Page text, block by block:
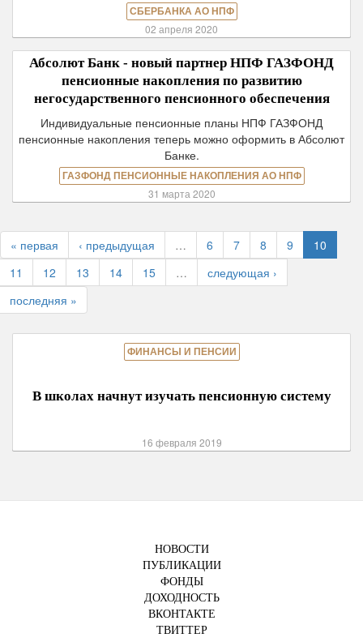
СБЕРБАНКА АО НПФ
02 апреля 2020
Абсолют Банк - новый партнер НПФ ГАЗФОНД
пенсионные накопления по развитию
негосударственного пенсионного обеспечения
Индивидуальные пенсионные планы НПФ ГАЗФОНД
пенсионные накопления теперь можно оформить в Абсолют
Банке.
ГАЗФОНД ПЕНСИОННЫЕ НАКОПЛЕНИЯ АО НПФ
31 марта 2020
« первая ‹ предыдущая … 6 7 8 9
10
11
12 13 14 15 …
следующая ›
последняя »
ФИНАНСЫ И ПЕНСИИ
В школах начнут изучать пенсионную систему
16 февраля 2019
НОВОСТИ
ПУБЛИКАЦИИ
ФОНДЫ
ДОХОДНОСТЬ
ВКОНТАКТЕ
ТВИТТЕР